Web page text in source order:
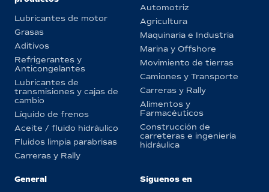
Lubricantes de motor
Grasas
Aditivos
Refrigerantes y
Anticongelantes
Lubricantes de
transmisiones y cajas de
cambio
Líquido de frenos
Aceite / fluido hidráulico
Fluidos limpia parabrisas
Carreras y Rally
Automotriz
Agricultura
Maquinaria e Industria
Marina y Offshore
Movimiento de tierras
Camiones y Transporte
Carreras y Rally
Alimentos y
Farmacéuticos
Construcción de
carreteras e ingeniería
hidráulica
General
Síguenos en